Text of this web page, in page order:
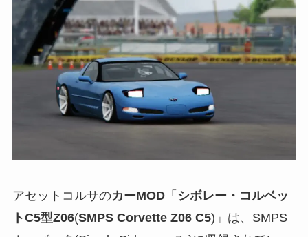
アセットコルサのカーMOD「 シボレー・コルベッ
トC5型Z06(SMPS Corvette Z06 C5)」は、SMPS